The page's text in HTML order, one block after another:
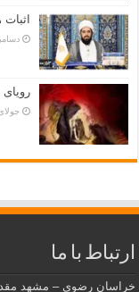
دسامبر 3,
جولای 29,
ارتباط با ما
خراسان رضوی – مشهد مقدس